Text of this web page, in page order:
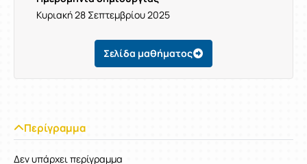
Κυριακή 28 Σεπτεμβρίου 2025
Σελίδα μαθήματος
Περίγραμμα
Δεν υπάρχει περίγραμμα